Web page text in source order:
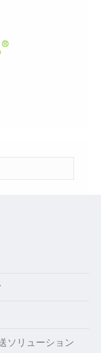
ソリューション